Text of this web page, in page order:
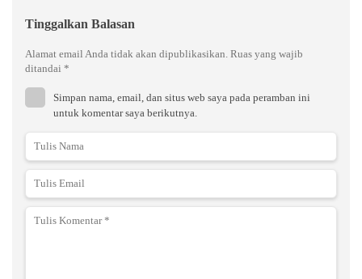
Tinggalkan Balasan
Alamat email Anda tidak akan dipublikasikan. Ruas yang wajib
ditandai *
Simpan nama, email, dan situs web saya pada peramban ini
untuk komentar saya berikutnya.